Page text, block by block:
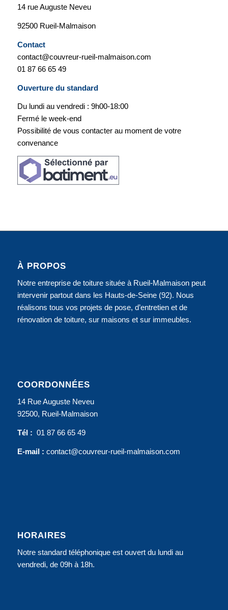
14 rue Auguste Neveu
92500 Rueil-Malmaison
Contact
contact@couvreur-rueil-malmaison.com
01 87 66 65 49
Ouverture du standard
Du lundi au vendredi : 9h00-18:00
Fermé le week-end
Possibilité de vous contacter au moment de votre
convenance
À PROPOS
Notre entreprise de toiture située à Rueil-Malmaison peut
intervenir partout dans les Hauts-de-Seine (92). Nous
réalisons tous vos projets de pose, d’entretien et de
rénovation de toiture, sur maisons et sur immeubles.
COORDONNÉES
14 Rue Auguste Neveu
92500, Rueil-Malmaison
Tél : 01 87 66 65 49
E-mail : contact@couvreur-rueil-malmaison.com
HORAIRES
Notre standard téléphonique est ouvert du lundi au
vendredi, de 09h à 18h.